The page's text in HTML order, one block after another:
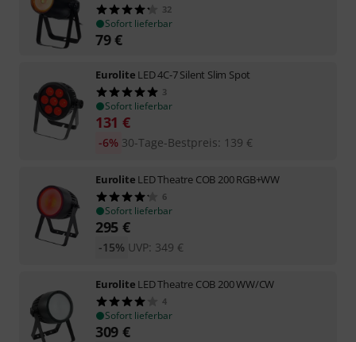
32
Sofort lieferbar
79€
Eurolite LED 4C-7 Silent Slim Spot
3
Sofort lieferbar
131 €
30-Tage-Bestpreis: 139 €
-6%
Eurolite LED Theatre COB 200 RGB+WW
6
Sofort lieferbar
295 €
UVP: 349 €
-15%
Eurolite LED Theatre COB 200 WW/CW
4
Sofort lieferbar
309 €